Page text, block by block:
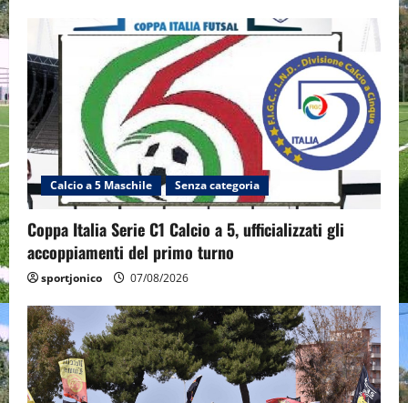
Calcio a 5 Maschile Senza categoria
Coppa Italia Serie C1 Calcio a 5, ufficializzati gli
accoppiamenti del primo turno
sportjonico 07/08/2026